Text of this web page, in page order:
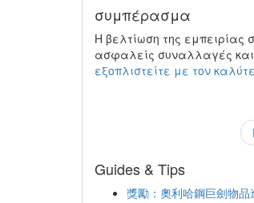
συμπέρασμα
Η βελτίωση της εμπειρίας
ασφαλείς συναλλαγές και
εξοπλιστείτε με τον
Guides & Tips
獎勵：奧利哈鋼巨劍物